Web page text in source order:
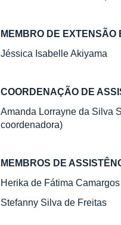
MEMBRO DE EXTENSÃO
Jéssica Isabelle Akiyama
COORDENAÇÃO DE
Amanda Lorrayne da Silva
coordenadora)
MEMBROS DE
Herika de Fátima
Stefanny Silva de Freitas